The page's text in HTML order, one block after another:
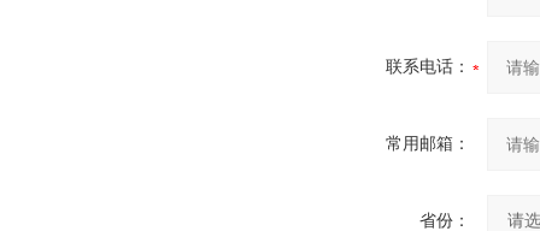
联系电话：
常用邮箱：
省份：